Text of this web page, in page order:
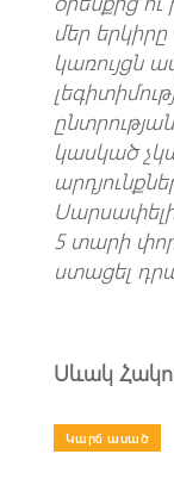
մեր
կառույցն
կասկած
Սարսափելի
5 տարի
ստացել
Սևակ
Կարճ ասած